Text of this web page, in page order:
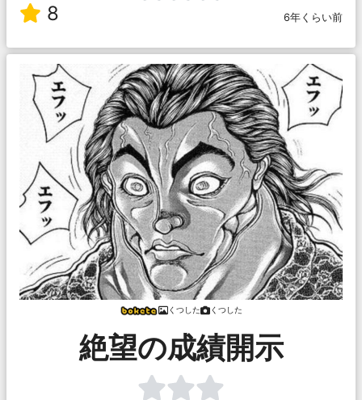
8 6年くらい前
くつした くつした
絶望の成績開示